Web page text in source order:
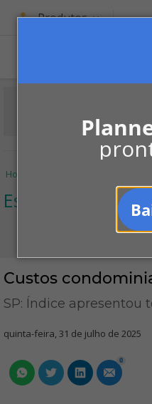
Produtos
Home
Espaço SECOVI
Custos
SP: Índice apresentou
quinta-feira, 31 de julho de 2025
0